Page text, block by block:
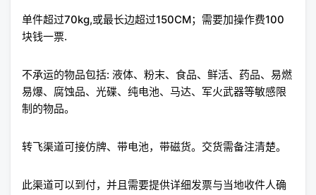
单件超过70kg,或最长边超过150CM；需要加操作费100
块钱一票.
不承运的物品包括: 液体、粉末、食品、鲜活、药品、易燃
易爆、腐蚀品、光碟、纯电池、马达、军火武器等敏感限
制的物品。
转飞渠道可接仿牌、带电池，带磁货。交货需备注清楚。
此渠道可以到付，并且需要提供详细发票与当地收件人确